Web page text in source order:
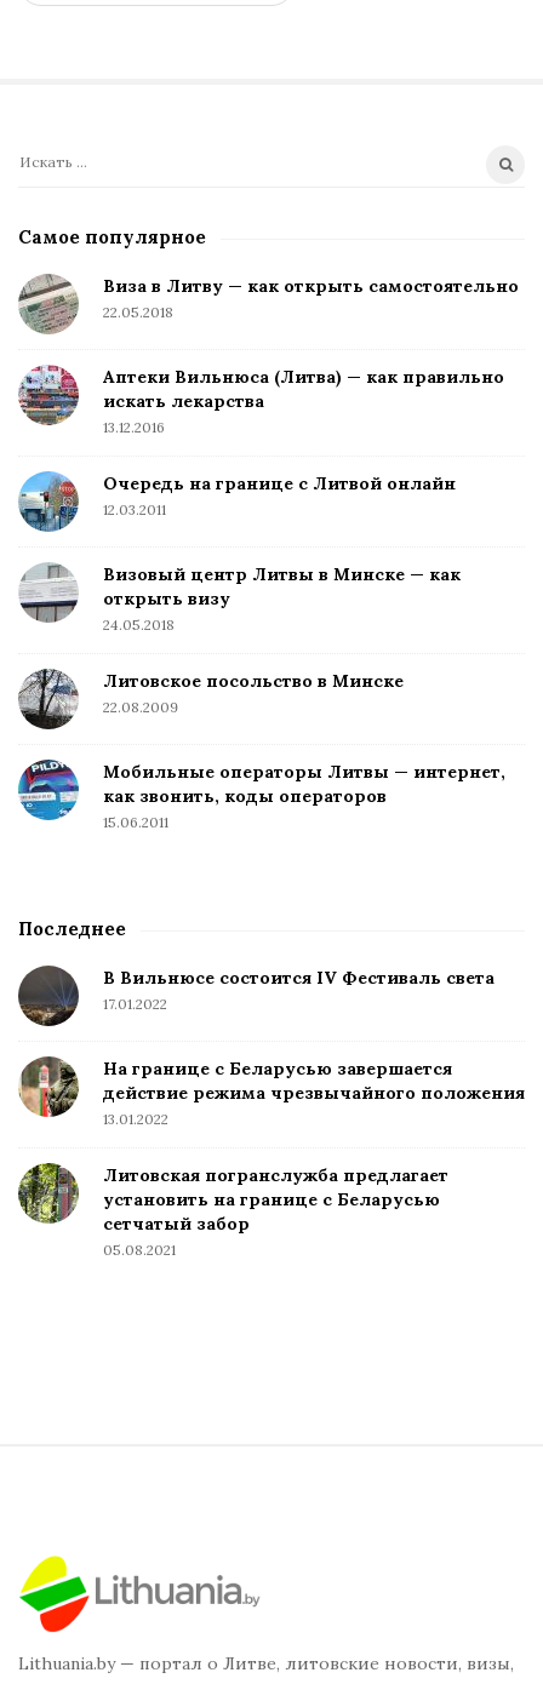
П
и
к
:
Самое популярное
Виза в Литву — как открыть самостоятельно
22.05.2018
Аптеки Вильнюса (Литва) — как правильно
искать лекарства
13.12.2016
Очередь на границе с Литвой онлайн
12.03.2011
Визовый центр Литвы в Минске — как
открыть визу
24.05.2018
Литовское посольство в Минске
22.08.2009
Мобильные операторы Литвы — интернет,
как звонить, коды операторов
15.06.2011
Последнее
В Вильнюсе состоится IV Фестиваль света
17.01.2022
На границе с Беларусью завершается
действие режима чрезвычайного положения
13.01.2022
Литовская погранслужба предлагает
установить на границе с Беларусью
сетчатый забор
05.08.2021
Lithuania.by — портал о Литве, литовские новости, визы,